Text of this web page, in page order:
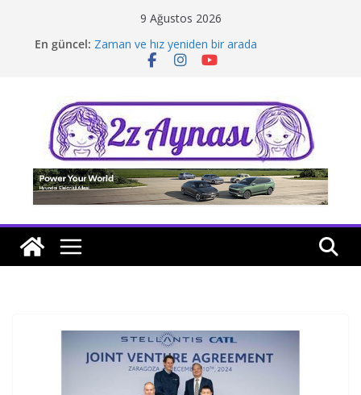
9 Ağustos 2026
En güncel: Zaman ve hız yeniden bir arada
Borusan Next Bodrum’da açıldı
Tatil rotasında test sürüşü